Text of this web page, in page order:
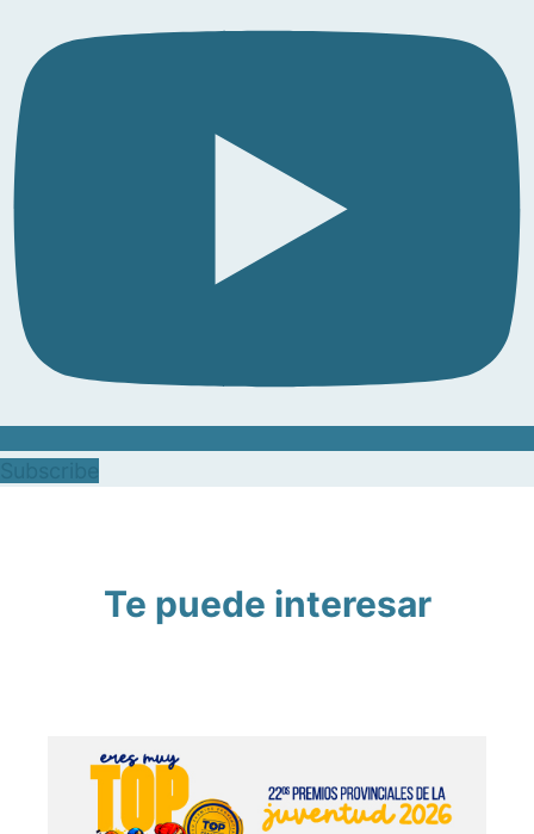
Te puede interesar